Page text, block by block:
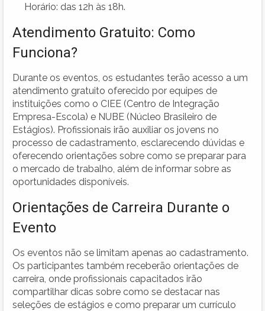
Horário: das 12h às 18h.
Atendimento Gratuito: Como
Funciona?
Durante os eventos, os estudantes terão acesso a um
atendimento gratuito oferecido por equipes de
instituições como o CIEE (Centro de Integração
Empresa-Escola) e NUBE (Núcleo Brasileiro de
Estágios). Profissionais irão auxiliar os jovens no
processo de cadastramento, esclarecendo dúvidas e
oferecendo orientações sobre como se preparar para
o mercado de trabalho, além de informar sobre as
oportunidades disponíveis.
Orientações de Carreira Durante o
Evento
Os eventos não se limitam apenas ao cadastramento.
Os participantes também receberão orientações de
carreira, onde profissionais capacitados irão
compartilhar dicas sobre como se destacar nas
seleções de estágios e como preparar um currículo